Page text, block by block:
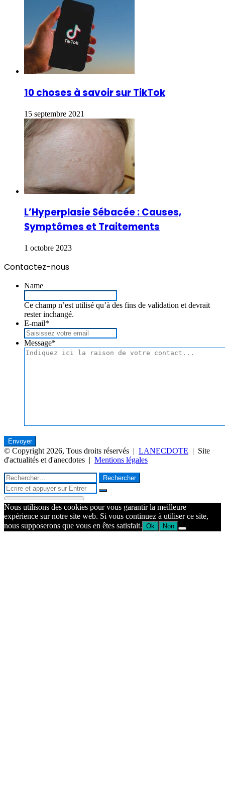
10 choses à savoir sur TikTok
15 septembre 2021
L’Hyperplasie Sébacée : Causes,
Symptômes et Traitements
1 octobre 2023
Contactez-nous
Name
Ce champ n’est utilisé qu’à des fins de validation et devrait
rester inchangé.
E-mail*
Message*
© Copyright 2026, Tous droits réservés | LANECDOTE | Site
d'actualités et d'anecdotes | Mentions légales
Facebook
Twitter
WhatsApp
Telegram
Bouton
retour
en
haut
de
la
page
Fermer
Rechercher :
Fermer
Rechercher
Nous utilisons des cookies pour vous garantir la meilleure
expérience sur notre site web. Si vous continuez à utiliser ce site,
nous supposerons que vous en êtes satisfait. Ok Non